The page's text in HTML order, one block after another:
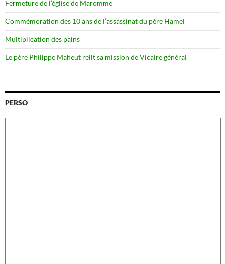
Fermeture de l’église de Maromme
Commémoration des 10 ans de l’assassinat du père Hamel
Multiplication des pains
Le père Philippe Maheut relit sa mission de Vicaire général
PERSO